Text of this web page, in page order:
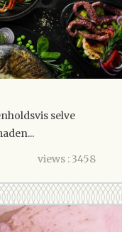
selve
views : 3458